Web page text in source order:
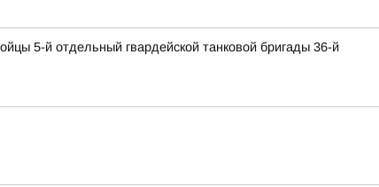
5-й отдельный гвардейской танковой бригады 36-й